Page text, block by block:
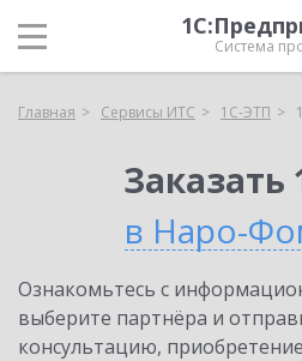
Система
Главная Сервисы ИТС 1С-ЭТП
Заказать
в Наро-
Ознакомьтесь с
выберите партнёра и
консультацию,